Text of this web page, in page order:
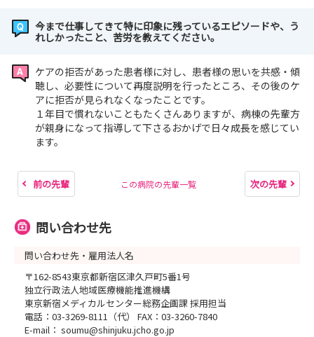
今まで仕事してきて特に印象に残っているエピソードや、う
れしかったこと、苦労を教えてください。
ケアの拒否があった患者様に対し、患者様の思いを共感・傾
聴し、必要性について再度説明を行ったところ、その後のケ
アに拒否が見られなくなったことです。
１年目で慣れないこともたくさんありますが、病棟の先輩方
が親身になって指導して下さるおかげで日々成長を感じてい
ます。
前の先輩 この病院の先輩一覧 次の先輩
問い合わせ先
問い合わせ先・雇用法人名
〒162-8543東京都新宿区津久戸町5番1号
独立行政法人地域医療機能推進機構
東京新宿メディカルセンター総務企画課 採用担当
電話：03-3269-8111（代） FAX：03-3260-7840
E-mail： soumu@shinjuku.jcho.go.jp